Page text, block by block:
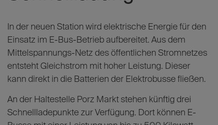
Jonas Kohlstädt schildert seiner Chefin Susanne Fabry den
Einsatzablauf.
Vom Stromnetz zur
Schnellladung